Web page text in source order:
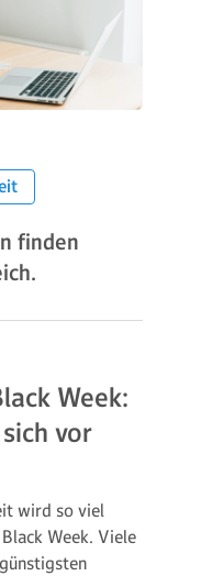
finden
Week:
vor
wird so viel
Week. Viele